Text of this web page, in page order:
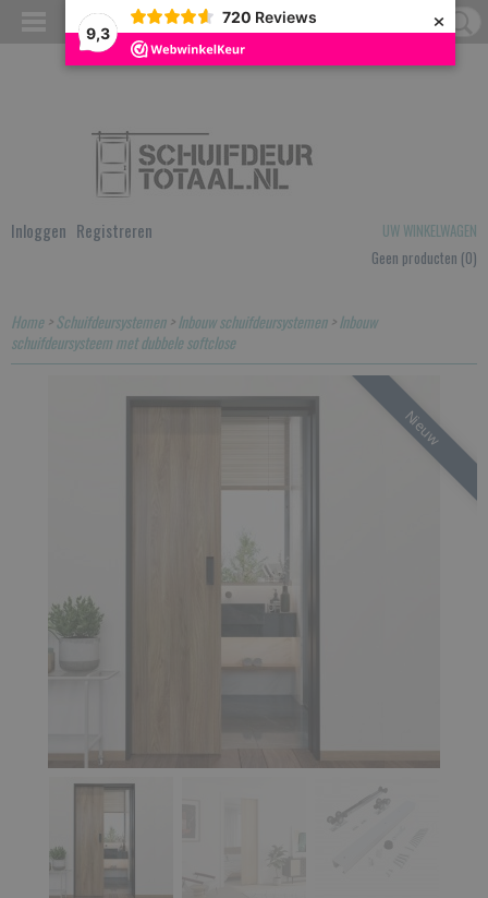
9,3
720 Reviews ×
Inloggen Registreren
UW WINKELWAGEN
Geen producten (0)
Home>Schuifdeursystemen>Inbouw schuifdeursystemen>Inbouw
schuifdeursysteem met dubbele softclose
Nieuw